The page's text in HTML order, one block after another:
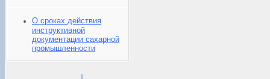
О сроках действия
инструктивной
документации сахарной
промышленности